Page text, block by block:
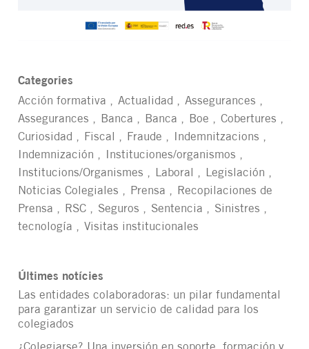
Categories
Acción formativa
Actualidad
Assegurances
Assegurances
Banca Banca Boe
Cobertures
Curiosidad
Fiscal Fraude
Indemnitzacions
Indemnización
Instituciones/organismos
Institucions/Organismes
Laboral
Legislación
Noticias Colegiales
Prensa
Recopilaciones de
Prensa
RSC Seguros Sentencia
Sinistres
tecnología
Visitas institucionales
Últimes notícies
Las entidades colaboradoras: un pilar fundamental
para garantizar un servicio de calidad para los
colegiados